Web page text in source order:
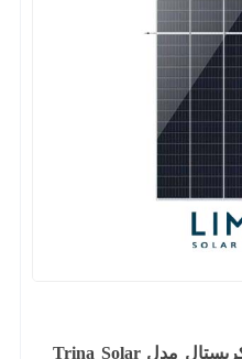
پنل خورشیدی 505 وات مونو کریستال مدل Trina Solar